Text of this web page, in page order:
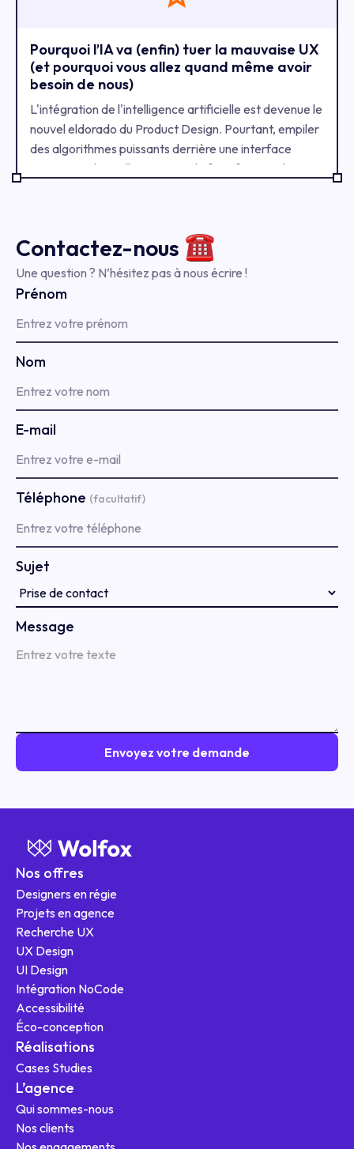
UX n’est pas une option, mais bien l’étape 0 de toute
sans tableau Excel.
Pourquoi l’IA va (enfin) tuer la mauvaise UX
(et pourquoi vous allez quand même avoir
besoin de nous)
L'intégration de l'intelligence artificielle est devenue le
nouvel eldorado du Product Design. Pourtant, empiler
des algorithmes puissants derrière une interface
opaque est le meilleur moyen de faire fuir vos clients.
comment l'alliance de la recherche utilisateur et du
nouveau framework de test AIXE permet de diviser
vos temps d'analyse par deux, tout en créant des
Contactez-nous
Une question ? N’hésitez pas à nous écrire !
Prénom
Nom
E-mail
Téléphone (facultatif)
Sujet
Message
Nos offres
Designers en régie
Projets en agence
Recherche UX
UX Design
UI Design
Intégration NoCode
Accessibilité
Éco-conception
Réalisations
Cases Studies
L’agence
Qui sommes-nous
Nos clients
Nos offres
L'agence
Ressources